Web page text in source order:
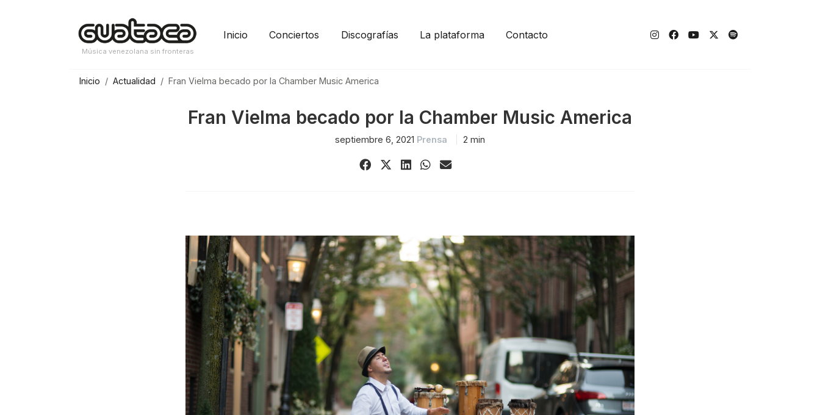
Música venezolana sin fronteras
Inicio Conciertos Discografías La plataforma Contacto
Inicio Actualidad Fran Vielma becado por la Chamber Music America
Fran Vielma becado por la Chamber Music America
septiembre 6, 2021 Prensa 2 min
Share Share ShareShareShare